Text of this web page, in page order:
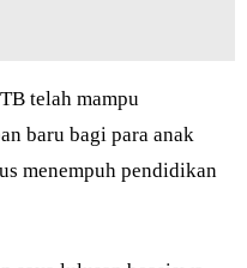
telah mampu
baru bagi para anak
menempuh pendidikan